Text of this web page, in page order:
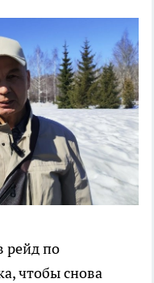
рейд по
чтобы снова